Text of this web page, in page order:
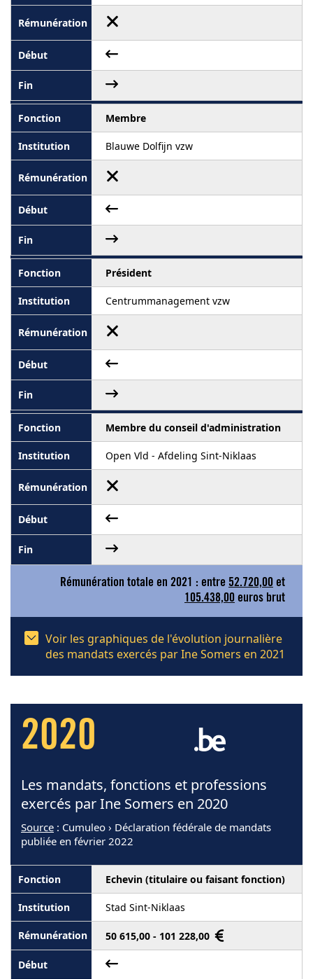
Membre
Blauwe Dolfijn vzw
Président
Centrummanagement vzw
Membre du conseil d'administration
Open Vld - Afdeling Sint-Niklaas
Rémunération totale en 2021 : entre 52.720,00 et
105.438,00 euros brut
Voir les graphiques de l'évolution journalière
des mandats exercés par Ine Somers en 2021
2020
Les mandats, fonctions et professions
exercés par Ine Somers en 2020
Source : Cumuleo › Déclaration fédérale de mandats
publiée en février 2022
Echevin (titulaire ou faisant fonction)
Stad Sint-Niklaas
50 615,00 - 101 228,00